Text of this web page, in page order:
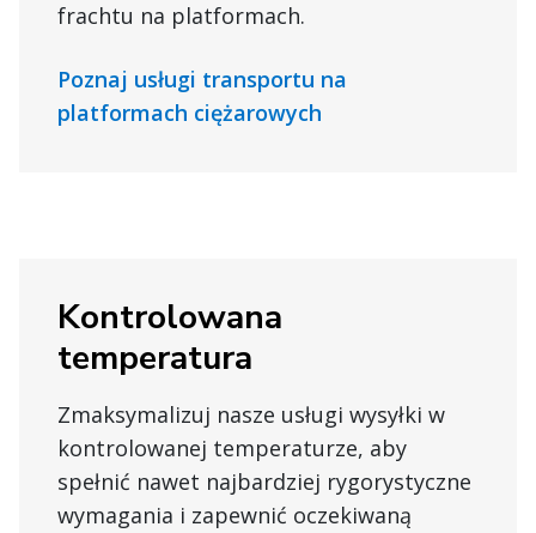
frachtu na platformach.
Poznaj usługi transportu na
platformach ciężarowych
Kontrolowana
temperatura
Zmaksymalizuj nasze usługi wysyłki w
kontrolowanej temperaturze, aby
spełnić nawet najbardziej rygorystyczne
wymagania i zapewnić oczekiwaną